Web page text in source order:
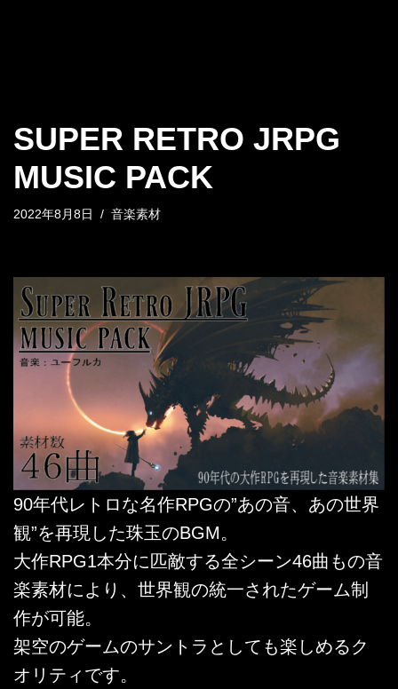
SUPER RETRO JRPG
MUSIC PACK
2022年8月8日 音楽素材
90年代レトロな名作RPGの”あの音、あの世界
観”を再現した珠玉のBGM。
大作RPG1本分に匹敵する全シーン46曲もの音
楽素材により、世界観の統一されたゲーム制
作が可能。
架空のゲームのサントラとしても楽しめるク
オリティです。